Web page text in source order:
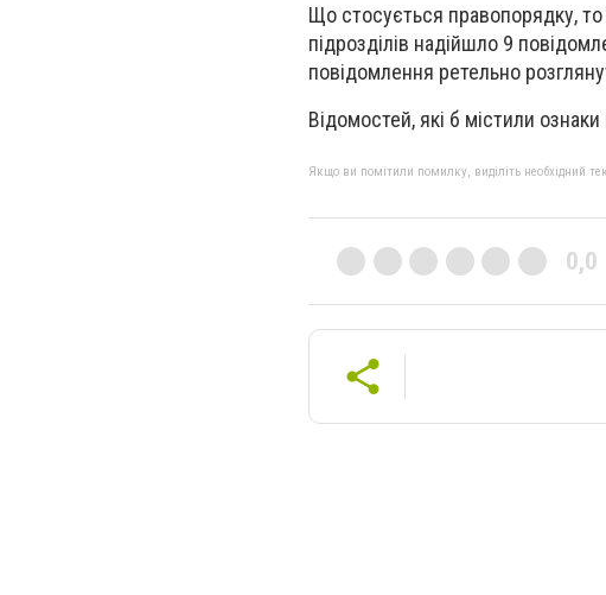
Що стосується правопорядку, то
підрозділів надійшло 9
повідомлення ретельно
Відомостей, які б містили
Якщо ви помітили помилку, виділіть необхідний
0,0